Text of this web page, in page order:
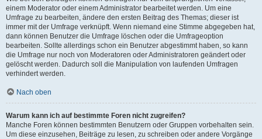
einem Moderator oder einem Administrator bearbeitet werden. Um eine
Umfrage zu bearbeiten, ändere den ersten Beitrag des Themas; dieser ist
immer mit der Umfrage verknüpft. Wenn niemand eine Stimme abgegeben hat,
dann können Benutzer die Umfrage löschen oder die Umfrageoption
bearbeiten. Sollte allerdings schon ein Benutzer abgestimmt haben, so kann
die Umfrage nur noch von Moderatoren oder Administratoren geändert oder
gelöscht werden. Dadurch soll die Manipulation von laufenden Umfragen
verhindert werden.
Nach oben
Warum kann ich auf bestimmte Foren nicht zugreifen?
Manche Foren können bestimmten Benutzern oder Gruppen vorbehalten sein.
Um diese einzusehen, Beiträge zu lesen, zu schreiben oder andere Vorgänge